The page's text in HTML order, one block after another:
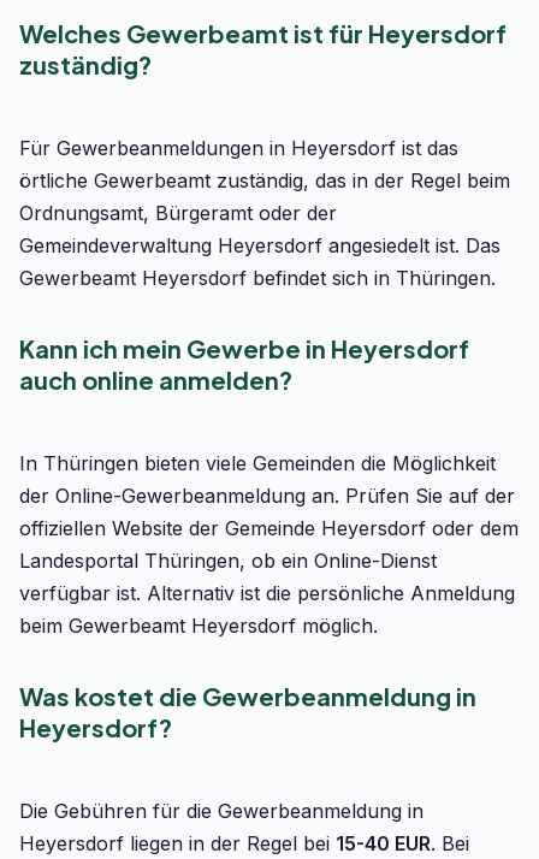
Welches Gewerbeamt ist für Heyersdorf
zuständig?
Für Gewerbeanmeldungen in Heyersdorf ist das
örtliche Gewerbeamt zuständig, das in der Regel beim
Ordnungsamt, Bürgeramt oder der
Gemeindeverwaltung Heyersdorf angesiedelt ist. Das
Gewerbeamt Heyersdorf befindet sich in Thüringen.
Kann ich mein Gewerbe in Heyersdorf
auch online anmelden?
In Thüringen bieten viele Gemeinden die Möglichkeit
der Online-Gewerbeanmeldung an. Prüfen Sie auf der
offiziellen Website der Gemeinde Heyersdorf oder dem
Landesportal Thüringen, ob ein Online-Dienst
verfügbar ist. Alternativ ist die persönliche Anmeldung
beim Gewerbeamt Heyersdorf möglich.
Was kostet die Gewerbeanmeldung in
Heyersdorf?
Die Gebühren für die Gewerbeanmeldung in
Heyersdorf liegen in der Regel bei 15-40 EUR. Bei